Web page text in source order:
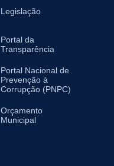
Legislação
Portal da
Transparência
Portal Nacional de
Prevenção à
Corrupção (PNPC)
Orçamento
Municipal